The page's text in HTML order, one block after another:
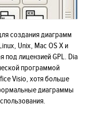
создания диаграмм
Unix, Mac OS X и
под лицензией GPL. Dia
программой
Visio, хотя больше
диаграммы